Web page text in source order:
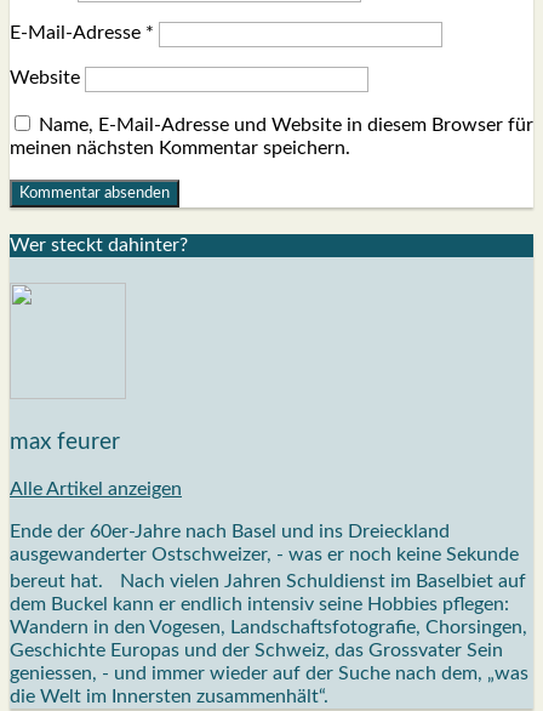
E-Mail-Adresse *
Website
Name, E-Mail-Adresse und Website in diesem Browser für
meinen nächsten Kommentar speichern.
Wer steckt dahin­ter?
max feurer
Alle Artikel anzeigen
Ende der 60er-Jahre nach Basel und ins Dreieckland
ausgewanderter Ostschweizer, - was er noch keine Sekunde
bereut hat. Nach vielen Jahren Schuldienst im Baselbiet auf
dem Buckel kann er endlich intensiv seine Hobbies pflegen:
Wandern in den Vogesen, Landschaftsfotografie, Chorsingen,
Geschichte Europas und der Schweiz, das Grossvater Sein
geniessen, - und immer wieder auf der Suche nach dem, „was
die Welt im Innersten zusammenhält“.